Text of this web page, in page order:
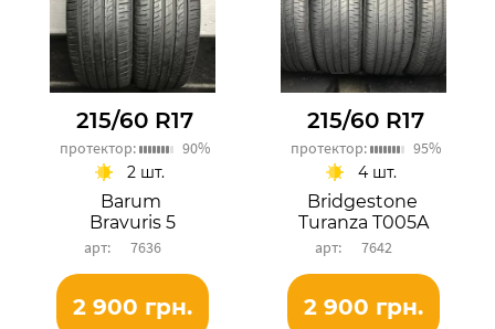
215/60 R17
протектор: 90%
Barum
Bravuris 5
7636
2 шт.
2 900 грн.
215/60 R17
протектор: 95%
Bridgestone
Turanza T005A
7642
4 шт.
2 900 грн.